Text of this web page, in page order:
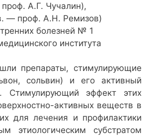
А.Г. Чучалин),
— проф. А.Н. Ремизов)
болезней № 1
института
препараты, стимулирующие
сольвин) и его активный
Стимулирующий эффект этих
активных веществ в
для лечения и профилактики
этиологическим субстратом